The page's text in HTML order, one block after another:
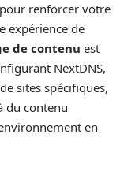
renforcer votre
expérience de
de contenu est
NextDNS,
sites spécifiques,
du contenu
en